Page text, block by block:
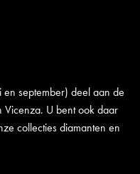
september) deel aan de
U bent ook daar
collecties diamanten en